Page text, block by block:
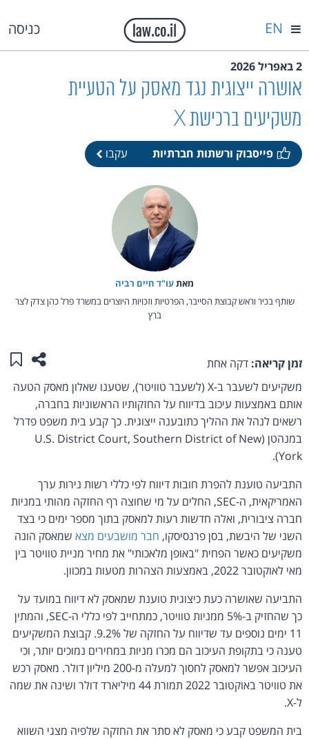
כניסה EN
2 באפריל 2026
אושרה ייצוגית נגד מאסק על הטעיית
משקיעים ברכישת X
פייסבוק ורשתות חברתיות עקבו
מאת‏עו"ד חיים רביה
שותף בכיר וראש קבוצת הסייבר, הפרטיות וזכויות היוצרים במשרד פרל כהן צדק לצר
ברץ
זמן קריאה: דקה אחת שתפו
משקיעים לשעבר ב-X (לשעבר טוויטר), שטענו שאלון מאסק הטעה
אותם באמצעות עיכוב בדיווח על החזקותיו הראשוניות בחברה,
רשאים לנהל את ההליך כתובענה ייצוגית. כך קבע בית משפט פדרל
במנהטן (U.S. District Court, Southern District of New
York).
התביעה טוענת להפרת חובות דיווח לפי כללי רשות נירות ערך
האמריקאית, ה-SEC, החלים על מי שחוצה רף החזקה מהותי במניות
חברה ציבורית, ואלה חדשות רעות למאסק בתוך מספר ימים כי בצד
השני של היבשת, בסן פרנסיסקו, חבר מושבעים מצא שמאסק הונה
משקיעים כאשר הפחית "באופן מלאכותי" את מחיר מניית טוויטר בין
מאי לאוקטובר 2022, באמצעות הצהרות מטעות במכוון.
התביעה שאושרה כעת כיצוגית טוענת שמאסק לא דיווח במועד על
כך שהחזיק ב-5% ממניות טוויטר, כמתחייב לפי כללי ה-SEC, והמתין
11 ימים נוספים עד שדיווח על החזקה של 9.2%. קבוצת המשקיעים
טענה כי בתקופת העיכוב הם מכרו מניות במחירים נמוכים יותר, וכי
העיכוב אפשר למאסק לחסוך למעלה מ-200 מיליון דולר. מאסק רכש
את טוויטר באוקטובר 2022 תמורת 44 מיליארד דולר ושינה את שמה
ל-X.
בית המשפט קבע כי מאסק לא סתר את החזקה שלפיה מצגי השווא